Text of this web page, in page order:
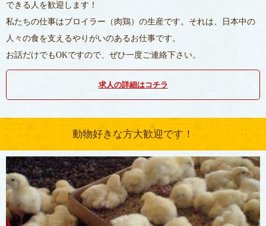
できる人を歓迎します！
私たちの仕事はブロイラー（肉鶏）の生産です。それは、日本中の
人々の食を支えるやりがいのあるお仕事です。
お話だけでもOKですので、ぜひ一度ご連絡下さい。
求人の詳細はコチラ
動物好きな方大歓迎です！